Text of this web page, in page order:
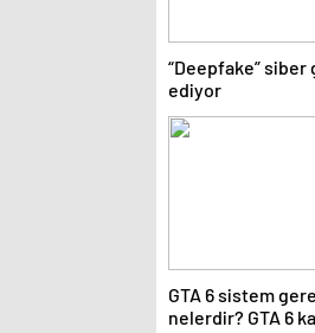
“Deepfake”
ediyor
GTA 6 sistem
nelerdir? GTA 6